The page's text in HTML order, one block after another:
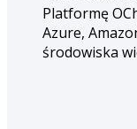
Platformę
Azure,
środowiska